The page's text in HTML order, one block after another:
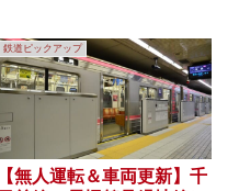
鉄道ピックアップ
【無人運転＆車両更新】千